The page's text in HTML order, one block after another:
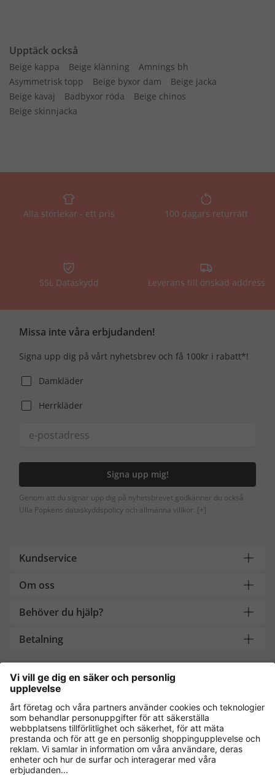
Upptäck också
Beige kappa Beige klänning
Amnings bh
Asymmetrisk topp
Beige byxor dam
Beige jacka
Beige kavaj
Badbyxor röda
Beige chinos
Beige skinnjacka
Alla storlekar - ett pris 100 dagars returrätt
SSL Dataskydd Leverans till önskad address
Missa inte våra erbjudanden!
Signa upp dig på vårt nyhetsbrev och få 100kr i rabatt*!
Damkläder
Herrkläder
Signa upp mig!
Genom att du signar upp dig på nyhetsbrevet godkänner du också
Ulla Popkens dataskyddspolicy och allmänna villkor. [+]
Kundservice
Om oss
Behöver du hjälp?
Betalning
Handla säkert med
Andra onlinebutiker
Sverige